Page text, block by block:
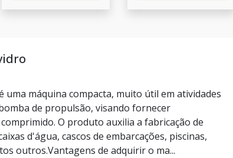
uma máquina compacta, muito útil em atividades
de propulsão, visando fornecer
O produto auxilia a fabricação de
d'água, cascos de embarcações, piscinas,
outros.Vantagens de adquirir o ma...